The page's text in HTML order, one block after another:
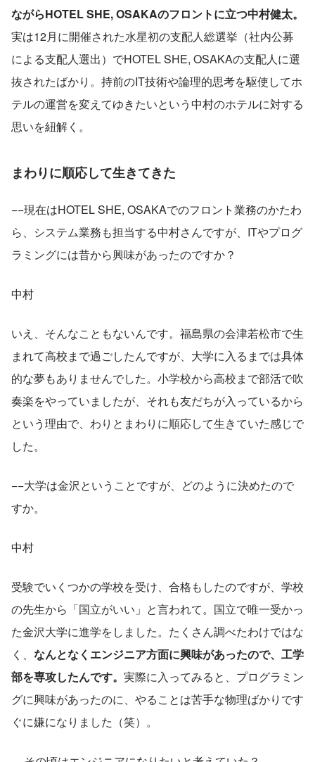
ながらHOTEL SHE, OSAKAのフロントに立つ中村健太。
実は12月に開催された水星初の支配人総選挙（社内公募
による支配人選出）でHOTEL SHE, OSAKAの支配人に選
抜されたばかり。持前のIT技術や論理的思考を駆使してホ
テルの運営を変えてゆきたいという中村のホテルに対する
思いを紐解く。
まわりに順応して生きてきた
−−現在はHOTEL SHE, OSAKAでのフロント業務のかたわ
ら、システム業務も担当する中村さんですが、ITやプログ
ラミングには昔から興味があったのですか？
中村
いえ、そんなこともないんです。福島県の会津若松市で生
まれて高校まで過ごしたんですが、大学に入るまでは具体
的な夢もありませんでした。小学校から高校まで部活で吹
奏楽をやっていましたが、それも友だちが入っているから
という理由で、わりとまわりに順応して生きていた感じで
した。
−−大学は金沢ということですが、どのように決めたので
すか。
中村
受験でいくつかの学校を受け、合格もしたのですが、学校
の先生から「国立がいい」と言われて。国立で唯一受かっ
た金沢大学に進学をしました。たくさん調べたわけではな
く、 なんとなくエンジニア方面に興味があったので、工学
部を専攻したんです。 実際に入ってみると、プログラミン
グに興味があったのに、やることは苦手な物理ばかりです
ぐに嫌になりました（笑）。